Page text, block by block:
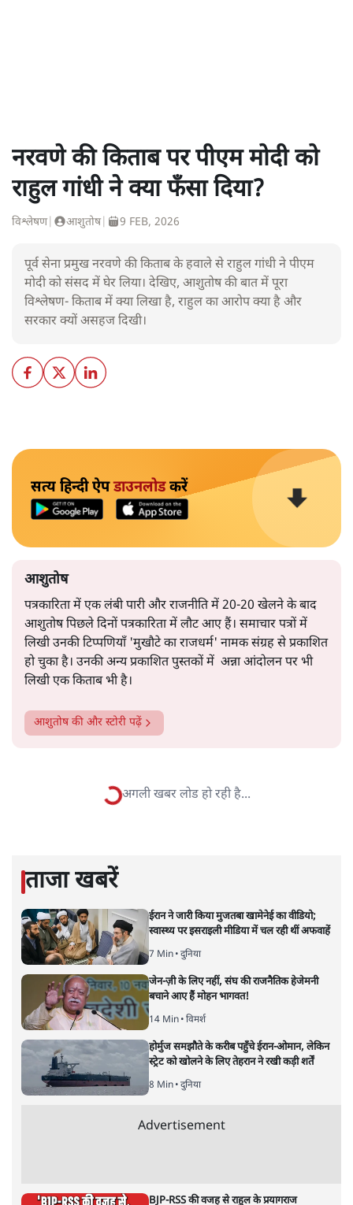
नरवणे की किताब पर पीएम मोदी को
राहुल गांधी ने क्या फँसा दिया?
विश्लेषण| आशुतोष| 9 FEB, 2026
पूर्व सेना प्रमुख नरवणे की किताब के हवाले से राहुल गांधी ने पीएम
मोदी को संसद में घेर लिया। देखिए, आशुतोष की बात में पूरा
विश्लेषण- किताब में क्या लिखा है, राहुल का आरोप क्या है और
सरकार क्यों असहज दिखी।
सत्य हिन्दी ऐपडाउनलोडकरें
आशुतोष
पत्रकारिता में एक लंबी पारी और राजनीति में 20-20 खेलने के बाद
आशुतोष पिछले दिनों पत्रकारिता में लौट आए हैं। समाचार पत्रों में
लिखी उनकी टिप्पणियाँ 'मुखौटे का राजधर्म' नामक संग्रह से प्रकाशित
हो चुका है। उनकी अन्य प्रकाशित पुस्तकों में अन्ना आंदोलन पर भी
लिखी एक किताब भी है।
आशुतोष की और स्टोरी पढ़ें
फ़ैसला- महिलाओं को अपनी बॉडी पर
पूरा हक
देश | 6 FEB, 2026
गर्भपात पर सुप्रीम कोर्ट
सुप्रीम कोर्ट ने गर्भपात पर ऐतिहासिक फ़ैसले में कहा कि किसी महिला
को उसकी मर्जी के खिलाफ प्रेग्नेंसी जारी रखने के लिए मजबूर नहीं
किया जा सकता। जानिए फैसले के मायने।
गर्भपात के अधिकार पर सुप्रीमकोर्ट ने शुक्रवार को एक बड़ा